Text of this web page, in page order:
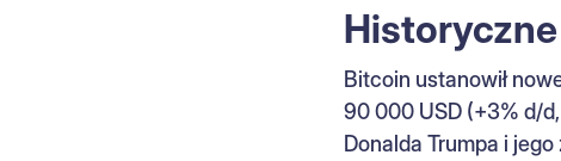
Bitcoin ustanowił
90 000 USD (+3% d/
Donalda Trumpa i